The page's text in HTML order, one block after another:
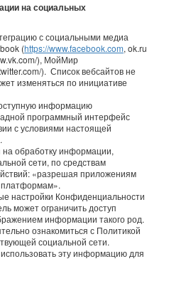
на социальных
с социальными медиа
(https://www.facebook.com, ok.ru
), МойМир
). Список вебсайтов не
изменяться по инициативе
информацию
программный интерфейс
с условиями настоящей
на обработку информации,
сети, по средствам
«разрешая приложениям
платформам».
настройки Конфиденциальности
может ограничить доступ
информации такого род.
ознакомиться с Политикой
социальной сети.
эту информацию для